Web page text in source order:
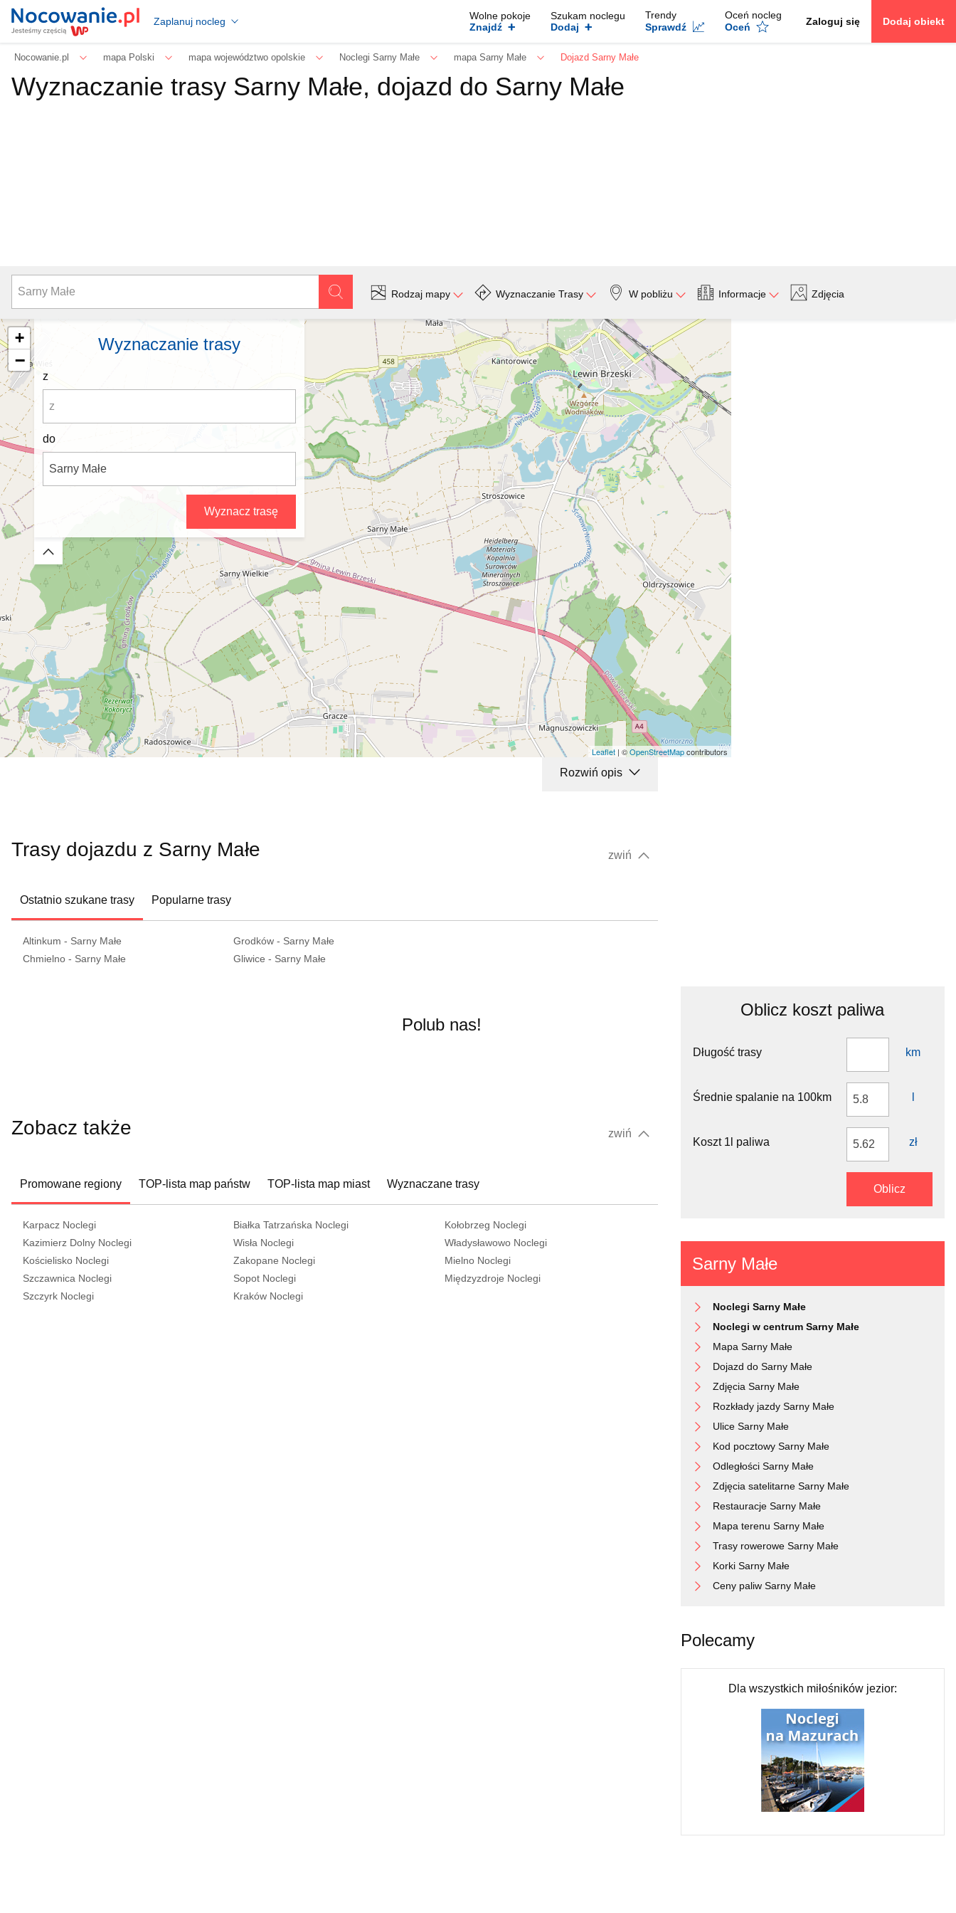
Zaplanuj nocleg
Wolne pokoje
Znajdź +
Szukam noclegu
Dodaj +
Trendy
Sprawdź
Oceń nocleg
Oceń
Zaloguj się Dodaj obiekt
Nocowanie.pl mapa Polski mapa województwo opolskie Noclegi Sarny Małe mapa Sarny Małe Dojazd Sarny Małe
Wyznaczanie trasy Sarny Małe, dojazd do Sarny Małe
Rodzaj mapy Wyznaczanie Trasy W pobliżu Informacje Zdjęcia
Wyznaczanie trasy
z
do
Wyznacz trasę
Zwiń/rozwiń
+
−
Leaflet | ©OpenStreetMapcontributors
Rozwiń opis
Trasy dojazdu z Sarny Małe zwiń
Ostatnio szukane trasy Popularne trasy
Altinkum - Sarny Małe
Chmielno - Sarny Małe
Grodków - Sarny Małe
Gliwice - Sarny Małe
Polub nas!
Zobacz także zwiń
Promowane regiony TOP-lista map państw TOP-lista map miast Wyznaczane trasy
Karpacz Noclegi
Kazimierz Dolny Noclegi
Kościelisko Noclegi
Szczawnica Noclegi
Szczyrk Noclegi
Białka Tatrzańska Noclegi
Wisła Noclegi
Zakopane Noclegi
Sopot Noclegi
Kraków Noclegi
Kołobrzeg Noclegi
Władysławowo Noclegi
Mielno Noclegi
Międzyzdroje Noclegi
Oblicz koszt paliwa
Długość trasy km
Średnie spalanie na 100km
Koszt 1l paliwa zł
Oblicz
Sarny Małe
Noclegi Sarny Małe
Noclegi w centrum Sarny Małe
Mapa Sarny Małe
Dojazd do Sarny Małe
Zdjęcia Sarny Małe
Rozkłady jazdy Sarny Małe
Ulice Sarny Małe
Kod pocztowy Sarny Małe
Odległości Sarny Małe
Zdjęcia satelitarne Sarny Małe
Restauracje Sarny Małe
Mapa terenu Sarny Małe
Trasy rowerowe Sarny Małe
Korki Sarny Małe
Ceny paliw Sarny Małe
Polecamy
Dla wszystkich miłośników jezior: